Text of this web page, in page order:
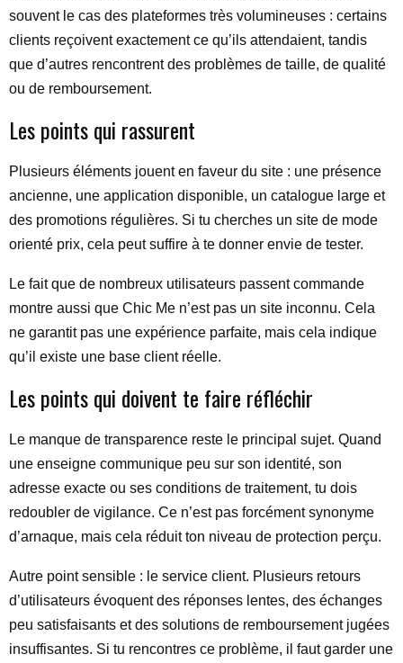
souvent le cas des plateformes très volumineuses : certains
clients reçoivent exactement ce qu’ils attendaient, tandis
que d’autres rencontrent des problèmes de taille, de qualité
ou de remboursement.
Les points qui rassurent
Plusieurs éléments jouent en faveur du site : une présence
ancienne, une application disponible, un catalogue large et
des promotions régulières. Si tu cherches un site de mode
orienté prix, cela peut suffire à te donner envie de tester.
Le fait que de nombreux utilisateurs passent commande
montre aussi que Chic Me n’est pas un site inconnu. Cela
ne garantit pas une expérience parfaite, mais cela indique
qu’il existe une base client réelle.
Les points qui doivent te faire réfléchir
Le manque de transparence reste le principal sujet. Quand
une enseigne communique peu sur son identité, son
adresse exacte ou ses conditions de traitement, tu dois
redoubler de vigilance. Ce n’est pas forcément synonyme
d’arnaque, mais cela réduit ton niveau de protection perçu.
Autre point sensible : le service client. Plusieurs retours
d’utilisateurs évoquent des réponses lentes, des échanges
peu satisfaisants et des solutions de remboursement jugées
insuffisantes. Si tu rencontres ce problème, il faut garder une